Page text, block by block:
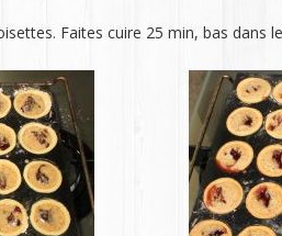
Faites cuire 25 min, bas dans